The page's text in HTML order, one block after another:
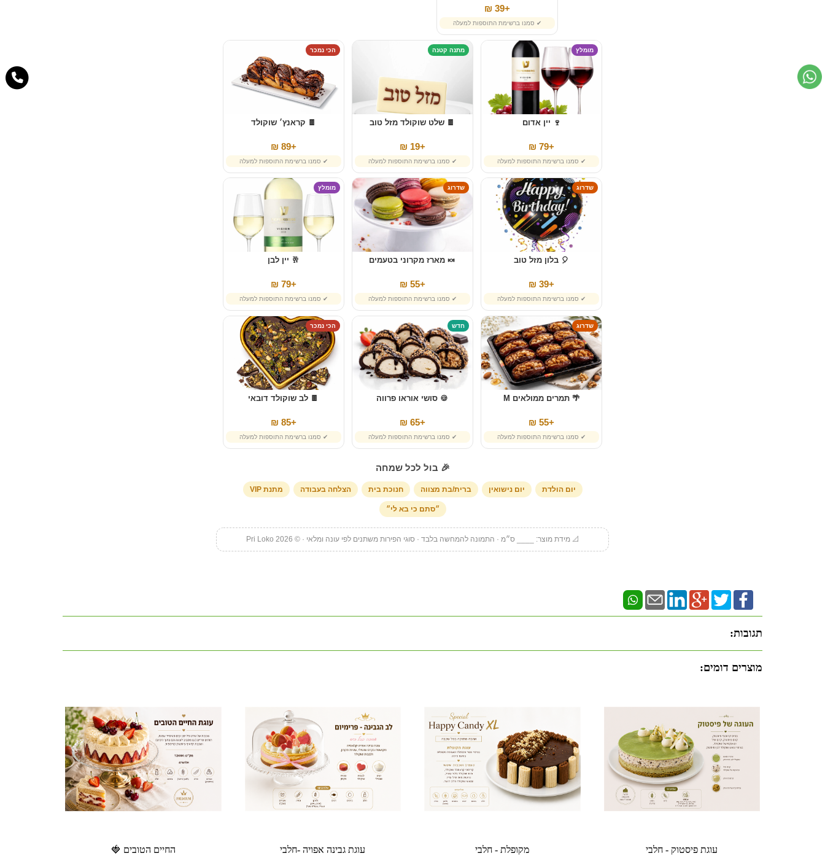
+39 ₪
✔ סמנו ברשימת התוספות למעלה
מומלץ
🍷 יין אדום
+79 ₪
✔ סמנו ברשימת התוספות למעלה
מתנה קטנה
🍫 שלט שוקולד מזל טוב
+19 ₪
✔ סמנו ברשימת התוספות למעלה
הכי נמכר
🍫 קראנץ׳ שוקולד
+89 ₪
✔ סמנו ברשימת התוספות למעלה
שדרוג
🎈 בלון מזל טוב
+39 ₪
✔ סמנו ברשימת התוספות למעלה
שדרוג
🍬 מארז מקרוני בטעמים
+55 ₪
✔ סמנו ברשימת התוספות למעלה
מומלץ
🥂 יין לבן
+79 ₪
✔ סמנו ברשימת התוספות למעלה
שדרוג
🌴 תמרים ממולאים M
+55 ₪
✔ סמנו ברשימת התוספות למעלה
חדש
🍪 סושי אוראו פרווה
+65 ₪
✔ סמנו ברשימת התוספות למעלה
הכי נמכר
🍫 לב שוקולד דובאי
+85 ₪
✔ סמנו ברשימת התוספות למעלה
🎉 בול לכל שמחה
יום הולדת יום נישואין ברית/בת מצווה חנוכת בית הצלחה בעבודה מתנת VIP
״סתם כי בא לי״
📐 מידת מוצר: ____ ס״מ · התמונה להמחשה בלבד · סוגי הפירות משתנים לפי עונה ומלאי · © Pri Loko 2026
תגובות:
מוצרים דומים:
עוגת פיסטוק - חלבי מקופלת - חלבי עוגת גבינה אפויה -חלבי החיים הטובים 🍓